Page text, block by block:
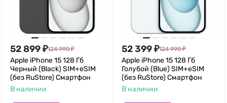
52 899₽124 990 ₽
Apple iPhone 15 128 Гб
Черный (Black) SIM+eSIM
(без RuStore) Смартфон
В наличии
52 399₽124 990 ₽
Apple iPhone 15 128 Гб
Голубой (Blue) SIM+eSIM
(без RuStore) Смартфон
В наличии